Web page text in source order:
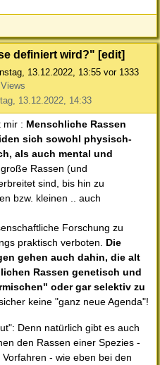
definiert wird?" [edit]
13.12.2022, 13:55 vor 1333
13.12.2022, 14:33
mir : Menschliche Rassen
sich sowohl physisch-
als auch mental und
große Rassen (und
sind, bis hin zu
bzw. kleinen .. auch
Forschung zu
praktisch verboten. Die
gehen auch dahin, die alt
Rassen genetisch und
oder gar selektiv zu
keine "ganz neue Agenda"!
Denn natürlich gibt es auch
den Rassen einer Spezies -
- wie eben bei den